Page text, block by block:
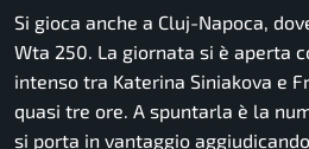
Si gioca anche a Cluj-Napoca,
Wta 250. La giornata si è aperta
intenso tra Katerina Siniakova e
quasi tre ore. A spuntarla è la
si porta in vantaggio